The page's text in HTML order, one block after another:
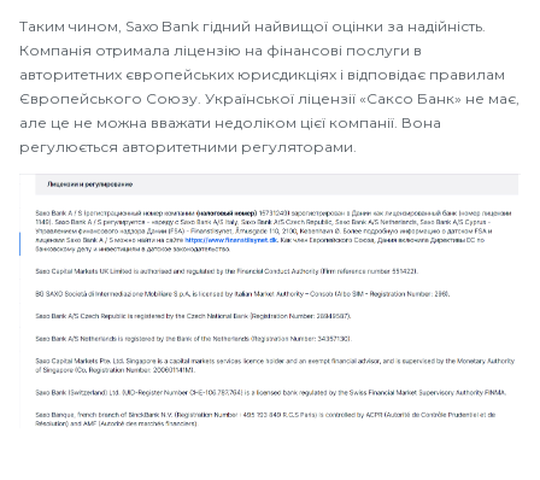
Таким чином, Saxo Bank гідний найвищої оцінки за надійність.
Компанія отримала ліцензію на фінансові послуги в
авторитетних європейських юрисдикціях і відповідає правилам
Європейського Союзу. Української ліцензії «Саксо Банк» не має,
але це не можна вважати недоліком цієї компанії. Вона
регулюється авторитетними регуляторами.